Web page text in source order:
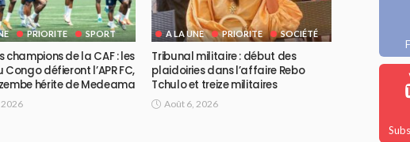
PRIORITE SPORT
champions de la CAF : les
Congo défieront l’APR FC,
hérite de Medeama
A LA UNE PRIORITE SOCIÉTÉ
Tribunal militaire : début des
plaidoiries dans l’affaire Rebo
Tchulo et treize militaires
Août 6, 2026